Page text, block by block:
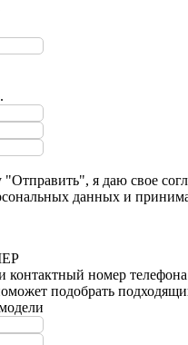
я даю свое
данных и
контактный номер
подобрать